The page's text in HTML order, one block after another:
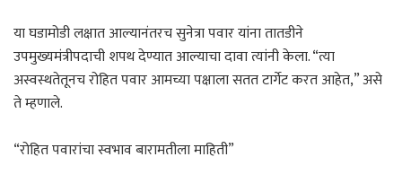
या घडामोडी लक्षात आल्यानंतरच सुनेत्रा पवार यांना तातडीने
उपमुख्यमंत्रीपदाची शपथ देण्यात आल्याचा दावा त्यांनी केला. “त्या
अस्वस्थतेतूनच रोहित पवार आमच्या पक्षाला सतत टार्गेट करत आहेत,” असे
ते म्हणाले.
“रोहित पवारांचा स्वभाव बारामतीला माहिती”